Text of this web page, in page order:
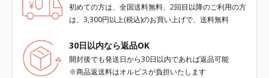
初めての方は、全国送料無料、2回目以降のご利用の方
は、3,300円以上(税込)のお買い上げで、送料無料
30日以内なら返品OK
開封後でも発送日から30日以内であれば返品可能
※商品返送料はオルビスが負担いたします